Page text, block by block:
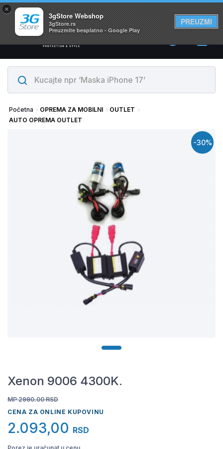
×
3gStore Webshop
3gStore.rs
Preuzmite besplatno - Google Play
PREUZMI
Svi proizvodi su na lageru. Slanje istog dana!
0
Početna OPREMA ZA MOBILNI
OUTLET
AUTO OPREMA OUTLET
-30%
Xenon 9006 4300K.
MP 2990.00 RSD
CENA ZA ONLINE KUPOVINU
2.093,00 RSD